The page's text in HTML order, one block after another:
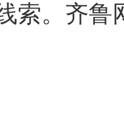
索。齐鲁